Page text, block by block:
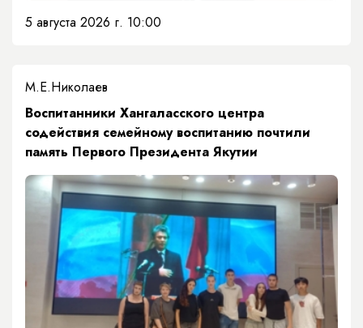
5 августа 2026 г. 10:00
М.Е.Николаев
​Воспитанники Хангаласского центра
содействия семейному воспитанию почтили
память Первого Президента Якутии